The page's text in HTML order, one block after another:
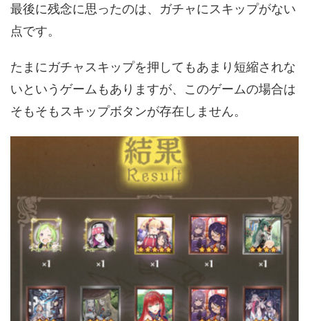
最後に残念に思ったのは、ガチャにスキップがない
点です。
たまにガチャスキップを押してもあまり短縮されな
いというゲームもありますが、このゲームの場合は
そもそもスキップボタンが存在しません。